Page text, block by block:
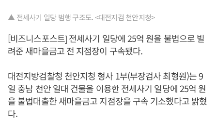
▲ 전세사기 일당 범행 구조도. <대전지검 천안지청>
[비즈니스포스트] 전세사기 일당에 25억 원을 불법으로 빌
려준 새마을금고 전 지점장이 구속됐다.
대전지방검찰청 천안지청 형사 1부(부장검사 최형원)는 9
일 충남 천안 일대 건물을 이용한 전세사기 일당에 25억 원
을 불법대출한 새마을금고 지점장을 구속 기소했다고 밝혔
다.